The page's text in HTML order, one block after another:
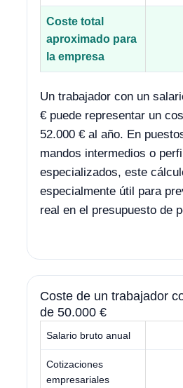
Coste total
aproximado para
la empresa
Un trabajador con un
€ puede representar un
52.000 € al año. En
mandos intermedios o
especializados, este
especialmente útil para
real en el presupuesto de
Coste de un trabajador
de 50.000 €
Salario bruto anual
Cotizaciones
empresariales